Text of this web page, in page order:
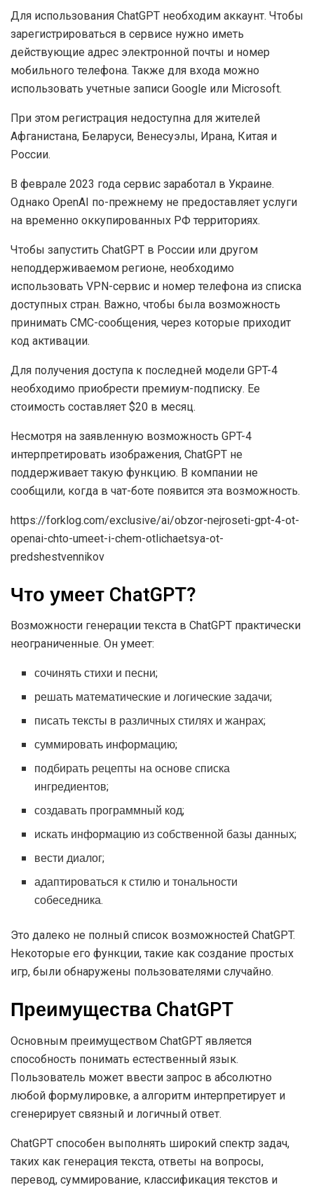
Для использования ChatGPT необходим аккаунт. Чтобы
зарегистрироваться в сервисе нужно иметь
действующие адрес электронной почты и номер
мобильного телефона. Также для входа можно
использовать учетные записи Google или Microsoft.
При этом регистрация недоступна для жителей
Афганистана, Беларуси, Венесуэлы, Ирана, Китая и
России.
В феврале 2023 года сервис заработал в Украине.
Однако OpenAI по-прежнему не предоставляет услуги
на временно оккупированных РФ территориях.
Чтобы запустить ChatGPT в России или другом
неподдерживаемом регионе, необходимо
использовать VPN-сервис и номер телефона из списка
доступных стран. Важно, чтобы была возможность
принимать СМС-сообщения, через которые приходит
код активации.
Для получения доступа к последней модели GPT-4
необходимо приобрести премиум-подписку. Ее
стоимость составляет $20 в месяц.
Несмотря на заявленную возможность GPT-4
интерпретировать изображения, ChatGPT не
поддерживает такую функцию. В компании не
сообщили, когда в чат-боте появится эта возможность.
https://forklog.com/exclusive/ai/obzor-nejroseti-gpt-4-ot-
openai-chto-umeet-i-chem-otlichaetsya-ot-
predshestvennikov
Что умеет ChatGPT?
Возможности генерации текста в ChatGPT практически
неограниченные. Он умеет:
сочинять стихи и песни;
решать математические и логические задачи;
писать тексты в различных стилях и жанрах;
суммировать информацию;
подбирать рецепты на основе списка
ингредиентов;
создавать программный код;
искать информацию из собственной базы данных;
вести диалог;
адаптироваться к стилю и тональности
собеседника.
Это далеко не полный список возможностей ChatGPT.
Некоторые его функции, такие как создание простых
игр, были обнаружены пользователями случайно.
Преимущества ChatGPT
Основным преимуществом ChatGPT является
способность понимать естественный язык.
Пользователь может ввести запрос в абсолютно
любой формулировке, а алгоритм интерпретирует и
сгенерирует связный и логичный ответ.
ChatGPT способен выполнять широкий спектр задач,
таких как генерация текста, ответы на вопросы,
перевод, суммирование, классификация текстов и